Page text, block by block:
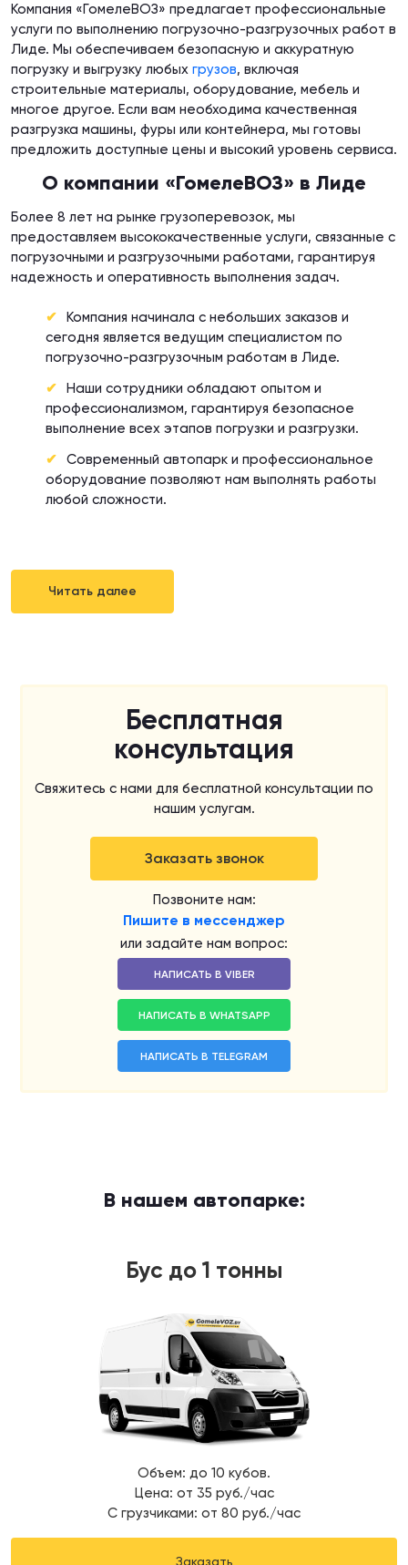
Компания «ГомелеВОЗ» предлагает профессиональные
услуги по выполнению погрузочно-разгрузочных работ в
Лиде. Мы обеспечиваем безопасную и аккуратную
погрузку и выгрузку любых грузов, включая
строительные материалы, оборудование, мебель и
многое другое. Если вам необходима качественная
разгрузка машины, фуры или контейнера, мы готовы
предложить доступные цены и высокий уровень сервиса.
О компании «ГомелеВОЗ» в Лиде
Более 8 лет на рынке грузоперевозок, мы
предоставляем высококачественные услуги, связанные с
погрузочными и разгрузочными работами, гарантируя
надежность и оперативность выполнения задач.
Компания начинала с небольших заказов и
сегодня является ведущим специалистом по
погрузочно-разгрузочным работам в Лиде.
Наши сотрудники обладают опытом и
профессионализмом, гарантируя безопасное
выполнение всех этапов погрузки и разгрузки.
Современный автопарк и профессиональное
оборудование позволяют нам выполнять работы
любой сложности.
Читать далее
Бесплатная
консультация
Свяжитесь с нами для бесплатной консультации по
нашим услугам.
Заказать звонок
Позвоните нам:
Пишите в мессенджер
или задайте нам вопрос:
НАПИСАТЬ В VIBER
НАПИСАТЬ В WHATSAPP
НАПИСАТЬ В TELEGRAM
В нашем автопарке:
Бус до 1 тонны
Объем: до 10 кубов.
Цена: от 35 руб./час
С грузчиками: от 80 руб./час
Заказать